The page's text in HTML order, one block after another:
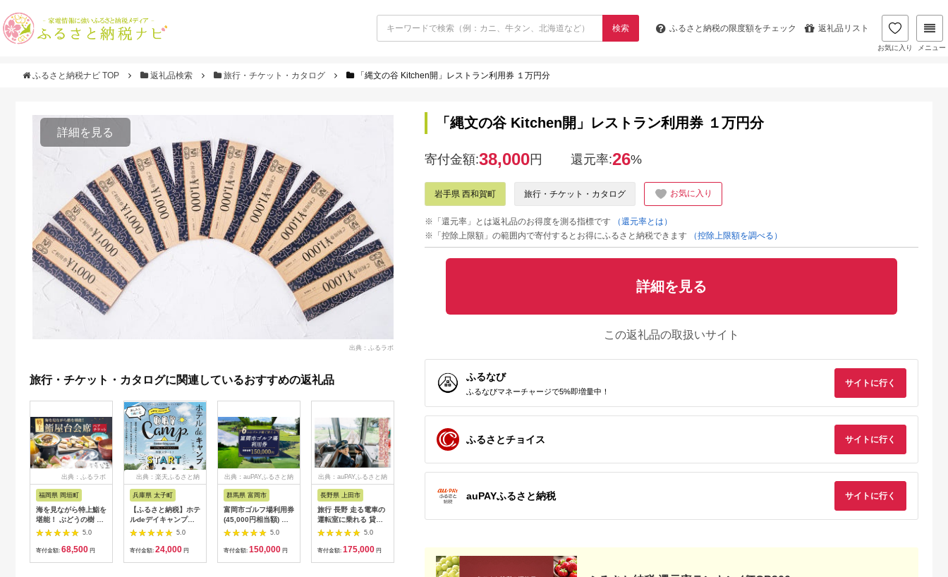
検索 ふるさと納税の限度額をチェック 返礼品リスト
お気に入り メニュー
ふるさと納税ナビ TOP 返礼品検索 旅行・チケット・カタログ 「縄文の谷 Kitchen開」レストラン利用券 １万円分
詳細を見る
出典：ふるラボ
旅行・チケット・カタログに関連しているおすすめの返礼品
出典：ふるラボ
福岡県 岡垣町
海を見ながら特上鮨を
堪能！ ぶどうの樹 鮨
屋台ペア お食事券 海
鮮 海 屋台 食事 ペア
福岡県 岡垣町
5.0
寄付金額: 68,500 円
出典：楽天ふるさと納
兵庫県 太子町
【ふるさと納税】ホテ
ルdeデイキャンプ体
験チケット
【1364991】
5.0
寄付金額: 24,000 円
出典：auPAYふるさと納
群馬県 富岡市
富岡市ゴルフ場利用券
(45,000円相当額) ゴ
ルフ チケット 平日 土
日 祝日 プレー券 関東
群馬県 首都圏 F20E-
5.0
寄付金額: 150,000 円
出典：auPAYふるさと納
長野県 上田市
旅行 長野 走る電車の
運転室に乗れる 貸切
列車でお仕事体験 体
験 チケット 電車 鉄道
列車 サービス 子供 子
5.0
寄付金額: 175,000 円
るさと納税
岐阜県 可児市
ラブ利用券（150,000
500,000
静岡県 伊東市
ホテル別館・伊東園ホ
分:GAタイプ)
30,000
賓舘 お食事券
菜 手作り 大磯名産品
169,000
石垣島1日アクティビ
50,000
北海道富良野市 日本
旅行 地域限定旅行ク
300,000
長野県 塩尻市
信州健康ランド ギフ
ト券（1000円券×9
ケア リラクゼーショ
34,000
「縄文の谷 Kitchen開」レストラン利用券 １万円分
寄付金額:38,000円 還元率:26%
岩手県 西和賀町 旅行・チケット・カタログ お気に入り
※「還元率」とは返礼品のお得度を測る指標です
（還元率とは）
※「控除上限額」の範囲内で寄付するとお得にふるさと納税できます
（控除上限額を調べる）
詳細を見る
この返礼品の取扱いサイト
ふるなび
ふるなびマネーチャージで5%即増量中！
サイトに行く
ふるさとチョイス サイトに行く
auPAYふるさと納税 サイトに行く